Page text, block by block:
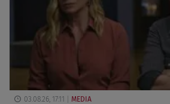
03.08.26, 17:11 MEDIA